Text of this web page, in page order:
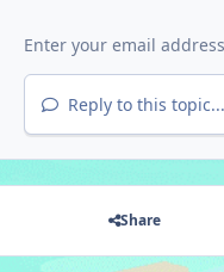
Reply to this topic...
Share